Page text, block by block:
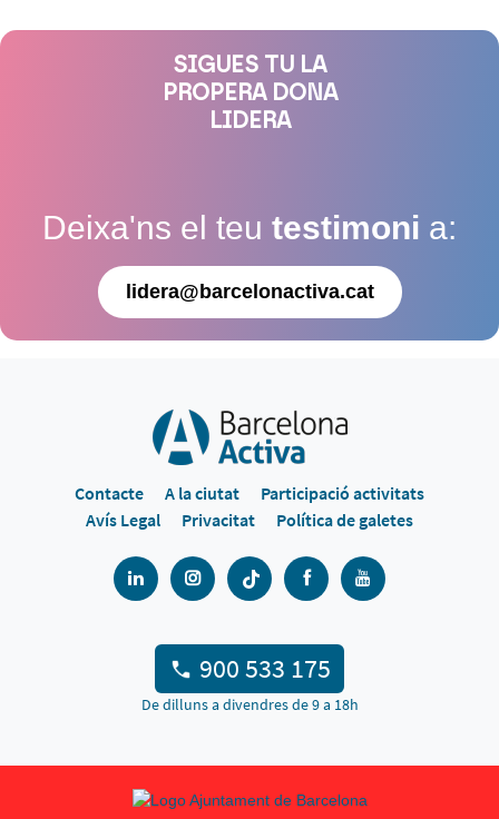
SIGUES TU LA
PROPERA DONA
LIDERA
Deixa'ns el teu testimoni a:
lidera@barcelonactiva.cat
Contacte A la ciutat
Participació activitats
Avís Legal
Privacitat Política de galetes
900 533 175
De dilluns a divendres de 9 a 18h